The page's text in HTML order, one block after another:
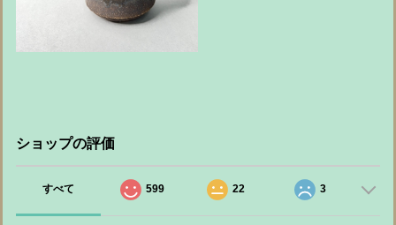
ショップの評価
すべて 599 22 3